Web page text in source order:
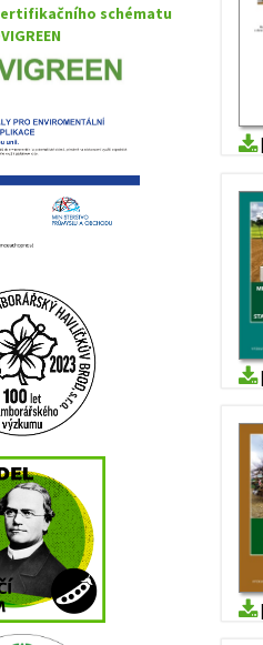
schématu